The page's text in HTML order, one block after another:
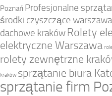
Poznań Profesjonalne
środki czyszczące warszawa
dachowe kraków Rolety
elektryczne Warszawa
rolety zewnętrzne
kraków sprzątanie biura
sprzątanie firm